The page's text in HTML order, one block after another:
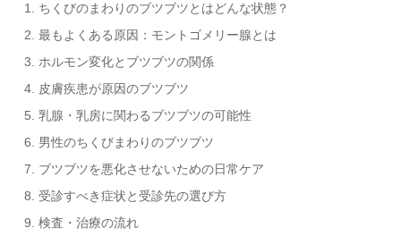
ちくびのまわりのブツブツとはどんな状態？
最もよくある原因：モントゴメリー腺とは
ホルモン変化とブツブツの関係
皮膚疾患が原因のブツブツ
乳腺・乳房に関わるブツブツの可能性
男性のちくびまわりのブツブツ
ブツブツを悪化させないための日常ケア
受診すべき症状と受診先の選び方
検査・治療の流れ